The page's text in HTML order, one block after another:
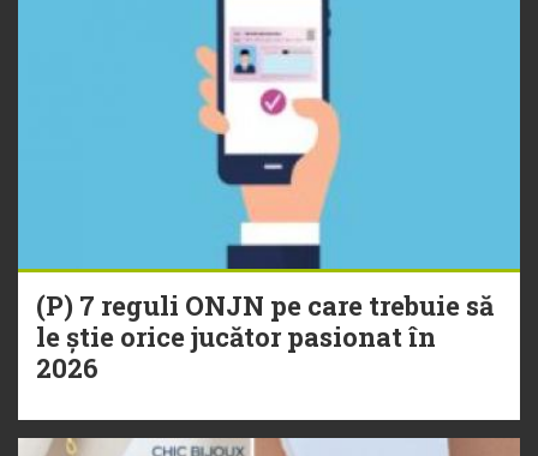
(P) 7 reguli ONJN pe care trebuie să
le știe orice jucător pasionat în
2026